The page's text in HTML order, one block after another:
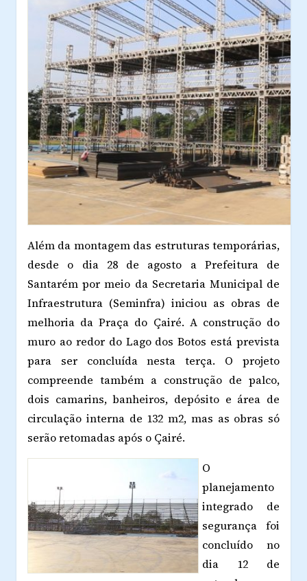
Além da montagem das estruturas temporárias,
desde o dia 28 de agosto a Prefeitura de
Santarém por meio da Secretaria Municipal de
Infraestrutura (Seminfra) iniciou as obras de
melhoria da Praça do Çairé. A construção do
muro ao redor do Lago dos Botos está prevista
para ser concluída nesta terça. O projeto
compreende também a construção de palco,
dois camarins, banheiros, depósito e área de
circulação interna de 132 m2, mas as obras só
serão retomadas após o Çairé.
O
planejamento
integrado de
segurança foi
concluído no
dia 12 de